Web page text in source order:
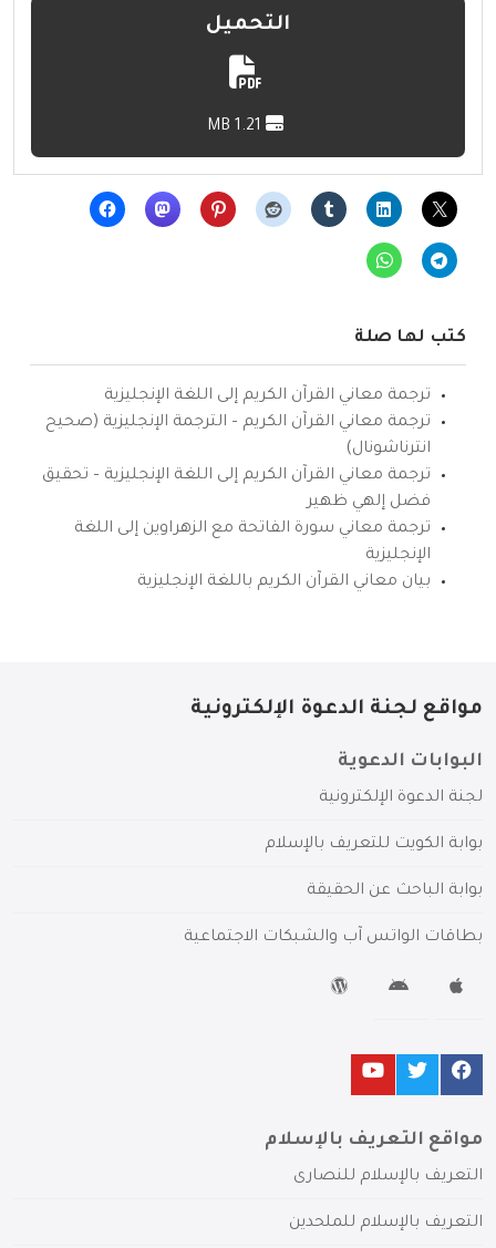
التحميل
كتب لها صلة
ترجمة معاني القرآن الكريم إلى اللغة الإنجليزية
ترجمة معاني القرآن الكريم – الترجمة الإنجليزية (صحيح
انترناشونال)
ترجمة معاني القرآن الكريم إلى اللغة الإنجليزية – تحقيق
فضل إلهي ظهير
ترجمة معاني سورة الفاتحة مع الزهراوين إلى اللغة
الإنجليزية
بيان معاني القرآن الكريم باللغة الإنجليزية
مواقع لجنة الدعوة الإلكترونية
البوابات الدعوية
لجنة الدعوة الإلكترونية
بوابة الكويت للتعريف بالإسلام
بوابة الباحث عن الحقيقة
بطاقات الواتس آب والشبكات الاجتماعية
مواقع التعريف بالإسلام
التعريف بالإسلام للنصارى
التعريف بالإسلام للملحدين